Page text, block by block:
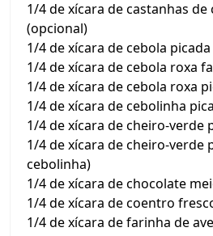
1/4 de xícara de castanhas de
(opcional)
1/4 de xícara de cebola picada
1/4 de xícara de cebola roxa
1/4 de xícara de cebola roxa
1/4 de xícara de cebolinha
1/4 de xícara de cheiro-verde
1/4 de xícara de cheiro-verde
cebolinha)
1/4 de xícara de chocolate
1/4 de xícara de coentro
1/4 de xícara de farinha de